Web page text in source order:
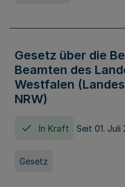
Gesetz über die
Beamten des
Westfalen
NRW)
In Kraft Seit 01. Juli
Gesetz